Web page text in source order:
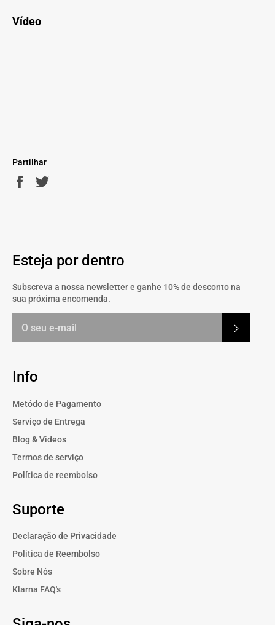
Vídeo
Partilhar
Partilhe
Esteja por dentro
Subscreva a nossa newsletter e ganhe 10% de desconto na
sua próxima encomenda.
Info
Metódo de Pagamento
Serviço de Entrega
Blog & Videos
Termos de serviço
Política de reembolso
Suporte
Declaração de Privacidade
Politica de Reembolso
Sobre Nós
Klarna FAQ's